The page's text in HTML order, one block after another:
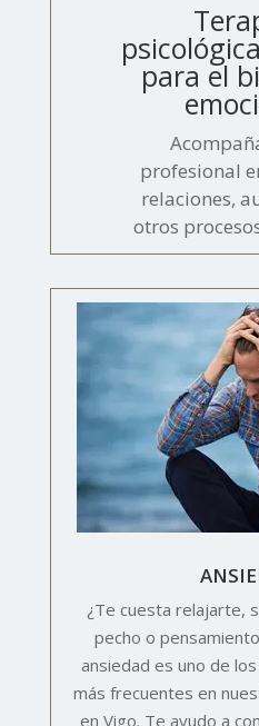
para el
profesional
relaciones,
otros
¿Te cuesta relajarte,
pecho o
ansiedad es uno de
más frecuentes en
en Vigo. Te ayudo a